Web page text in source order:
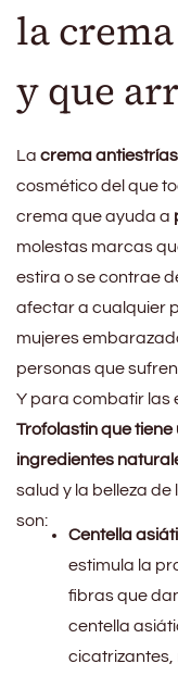
la
y que
La crema
cosmético del que
crema que ayuda a
molestas marcas
estira o se contrae
afectar a cualquier
mujeres
personas que
Y para combatir las
Trofolastin que
ingredientes
salud y la belleza de
son:
Centella
estimula la
fibras que
centella
cicatrizantes,